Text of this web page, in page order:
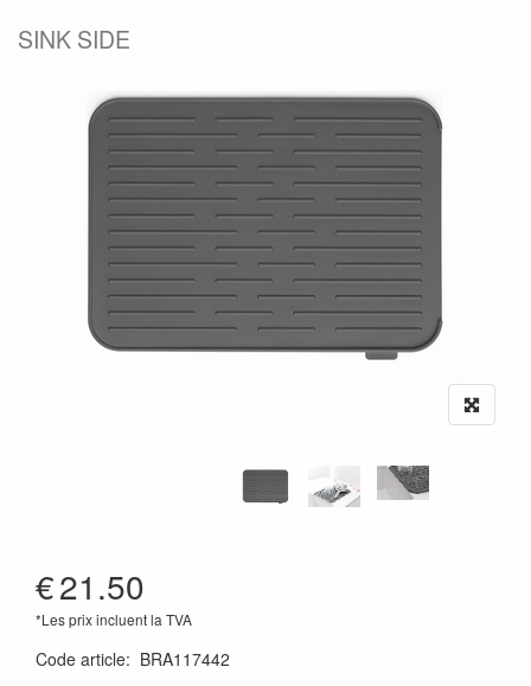
SINK SIDE
€21.50
*Les prix incluent la TVA
Code article: BRA117442